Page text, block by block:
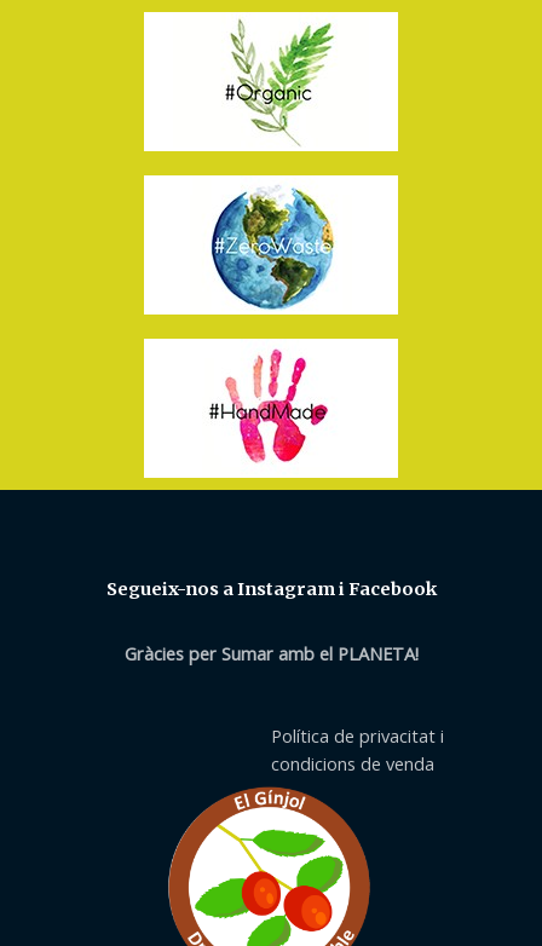
Segueix-nos a Instagram i Facebook
Gràcies per Sumar amb el PLANETA!
Política de privacitat i
condicions de venda